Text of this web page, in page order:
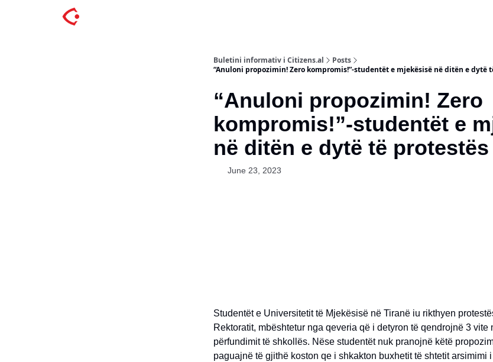
Buletini informativ i Citizens.al
Posts
“Anuloni propozimin! Zero kompromis!”-studentët e mjekësisë në ditën e dytë
“Anuloni propozimin! Zero
kompromis!”-studentët e
në ditën e dytë të protestës
June 23, 2023
Studentët e Universitetit të Mjekësisë në Tiranë iu rikthyen
Rektoratit, mbështetur nga qeveria që i detyron të qendrojnë 3 vite
përfundimit të shkollës. Nëse studentët nuk pranojnë këtë
paguajnë të gjithë koston qe i shkakton buxhetit të shtetit arsimimi i